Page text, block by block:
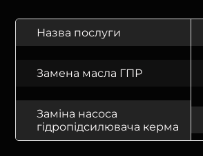
Назва послуги
Замена масла ГПР
Заміна насоса
гідропідсилювача керма